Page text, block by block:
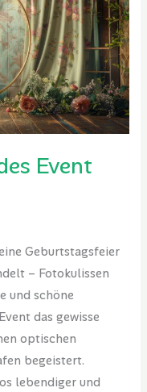
Event
Geburtstagsfeier
– Fotokulissen
und schöne
das gewisse
optischen
begeistert.
lebendiger und